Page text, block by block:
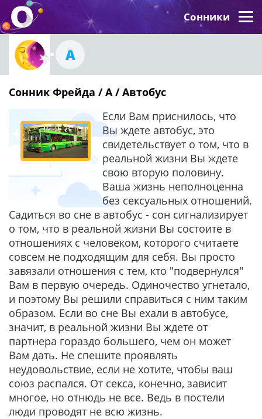
Сонники
А
Сонник Фрейда / А / Автобус
Если Вам приснилось, что
Вы ждете автобус, это
свидетельствует о том, что в
реальной жизни Вы ждете
свою вторую половину.
Ваша жизнь неполноценна
без сексуальных отношений.
Садиться во сне в автобус - сон сигнализирует
о том, что в реальной жизни Вы состоите в
отношениях с человеком, которого считаете
совсем не подходящим для себя. Вы просто
завязали отношения с тем, кто "подвернулся"
Вам в первую очередь. Одиночество угнетало,
и поэтому Вы решили справиться с ним таким
образом. Если во сне Вы ехали в автобусе,
значит, в реальной жизни Вы ждете от
партнера гораздо большего, чем он может
Вам дать. Не спешите проявлять
неудовольствие, если не хотите, чтобы ваш
союз распался. От секса, конечно, зависит
многое, но отнюдь не все. Ведь в постели
люди проводят не всю жизнь.